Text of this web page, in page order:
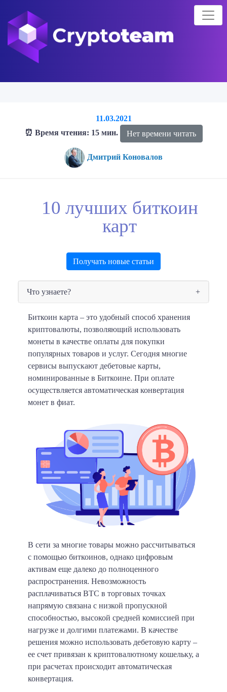
11.03.2021
⏰ Время чтения: 15 мин.
Нет времени читать
Дмитрий Коновалов
биткоин карт10 лучших биткоин
карт
Получать новые статьи
Что узнаете?
Биткоин карта – это удобный способ хранения
криптовалюты, позволяющий использовать
монеты в качестве оплаты для покупки
популярных товаров и услуг. Сегодня многие
сервисы выпускают дебетовые карты,
номинированные в Биткоине. При оплате
осуществляется автоматическая конвертация
монет в фиат.
В сети за многие товары можно рассчитываться
с помощью биткоинов, однако цифровым
активам еще далеко до полноценного
распространения. Невозможность
расплачиваться BTC в торговых точках
напрямую связана с низкой пропускной
способностью, высокой средней комиссией при
нагрузке и долгими платежами. В качестве
решения можно использовать дебетовую карту –
ее счет привязан к криптовалютному кошельку, а
при расчетах происходит автоматическая
конвертация.